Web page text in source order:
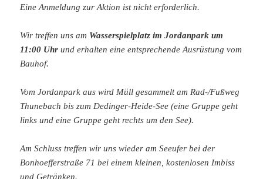
Eine Anmeldung zur Aktion ist nicht erforderlich.
Wir treffen uns am Wasserspielplatz im Jordanpark um
11:00 Uhr und erhalten eine entsprechende Ausrüstung vom
Bauhof.
Vom Jordanpark aus wird Müll gesammelt am Rad-/Fußweg
Thunebach bis zum Dedinger-Heide-See (eine Gruppe geht
links und eine Gruppe geht rechts um den See).
Am Schluss treffen wir uns wieder am Seeufer bei der
Bonhoefferstraße 71 bei einem kleinen, kostenlosen Imbiss
und Getränken.